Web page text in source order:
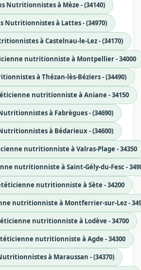
Nutritionnistes à Mèze - (34140)
Nutritionnistes à Lattes - (34970)
à Castelnau-le-Lez - (34170)
nutritionniste à Montpellier - 34000
à Thézan-lès-Béziers - (34490)
nutritionniste à Aniane - 34150
à Fabrègues - (34690)
à Bédarieux - (34600)
nutritionniste à Valras-Plage - 34350
nutritionniste à Saint-Gély-du-Fesc -
nutritionniste à Sète - 34200
nutritionniste à Montferrier-sur-Lez -
nutritionniste à Lodève - 34700
nutritionniste à Agde - 34300
à Maraussan - (34370)